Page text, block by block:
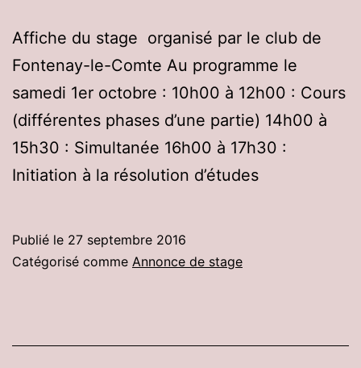
Affiche du stage organisé par le club de
Fontenay-le-Comte Au programme le
samedi 1er octobre : 10h00 à 12h00 : Cours
(différentes phases d’une partie) 14h00 à
15h30 : Simultanée 16h00 à 17h30 :
Initiation à la résolution d’études
Publié le 27 septembre 2016
Catégorisé comme Annonce de stage